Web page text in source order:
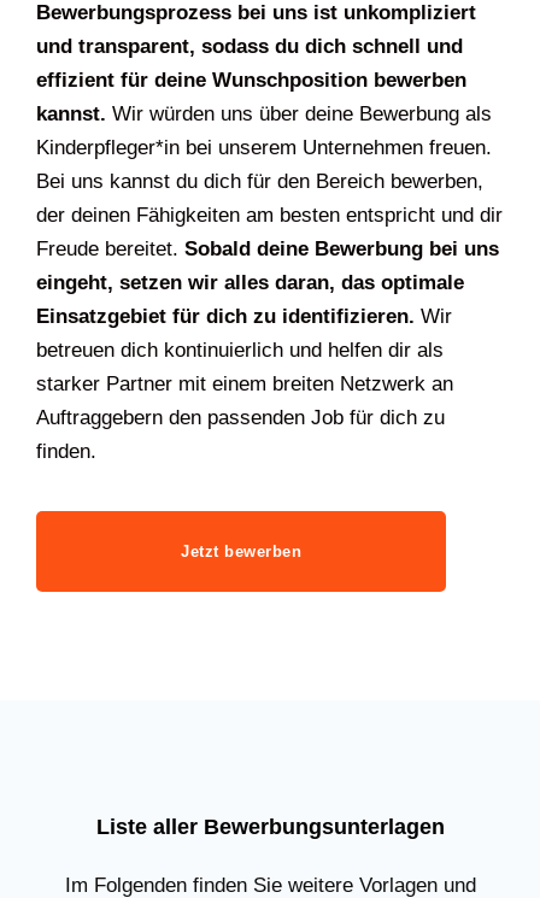
Bewerbungsprozess bei uns ist unkompliziert
und transparent, sodass du dich schnell und
effizient für deine Wunschposition bewerben
kannst. Wir würden uns über deine Bewerbung als
Kinderpfleger*in bei unserem Unternehmen freuen.
Bei uns kannst du dich für den Bereich bewerben,
der deinen Fähigkeiten am besten entspricht und dir
Freude bereitet. Sobald deine Bewerbung bei uns
eingeht, setzen wir alles daran, das optimale
Einsatzgebiet für dich zu identifizieren. Wir
betreuen dich kontinuierlich und helfen dir als
starker Partner mit einem breiten Netzwerk an
Auftraggebern den passenden Job für dich zu
finden.
Jetzt bewerben
Liste aller Bewerbungsunterlagen
Im Folgenden finden Sie weitere Vorlagen und